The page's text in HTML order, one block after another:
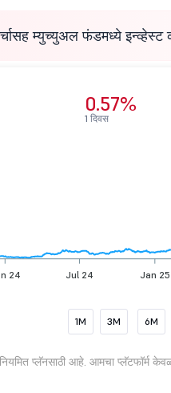
म्युच्युअल फंडमध्ये इन्व्हेस्ट
0.57%
1 दिवस
24 Jul 24 Jan 25
1M 3M 6M
प्लॅनसाठी आहे. आमचा प्लॅटफॉर्म